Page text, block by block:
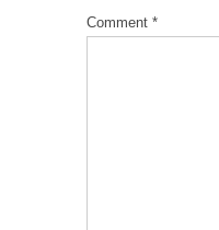
Comment *